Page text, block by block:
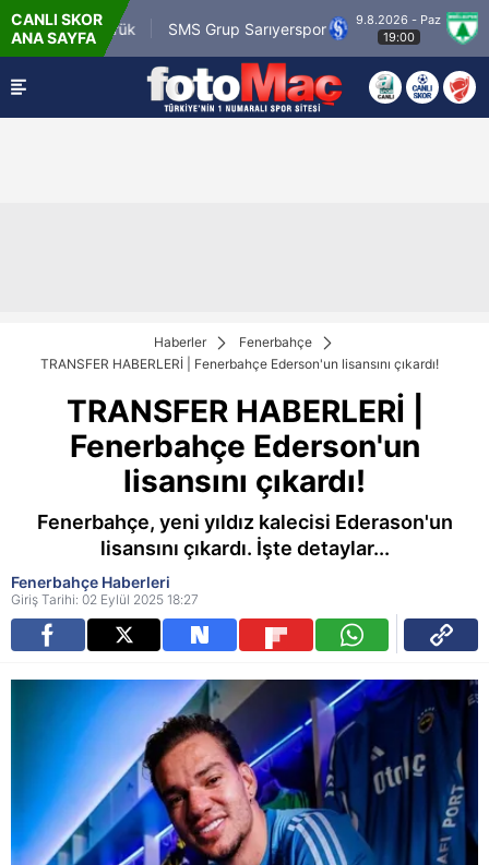
CANLI SKOR
ANA SAYFA
Karagümrük SMS Grup Sarıyerspor
9.8.2026 - Paz
19:00
Haberler
Fenerbahçe
TRANSFER HABERLERİ | Fenerbahçe Ederson'un lisansını çıkardı!
TRANSFER HABERLERİ |
Fenerbahçe Ederson'un
lisansını çıkardı!
Fenerbahçe, yeni yıldız kalecisi Ederason'un
lisansını çıkardı. İşte detaylar...
Fenerbahçe Haberleri
Giriş Tarihi: 02 Eylül 2025 18:27